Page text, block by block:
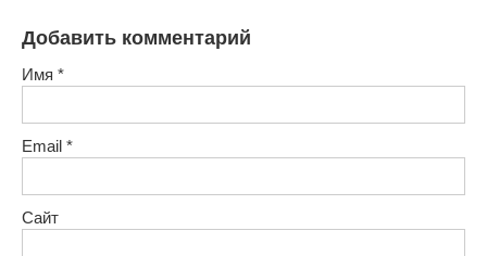
Добавить комментарий
Имя *
Email *
Сайт